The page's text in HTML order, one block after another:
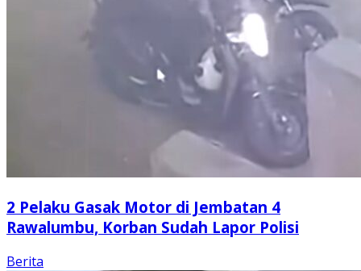
2 Pelaku Gasak Motor di Jembatan 4
Rawalumbu, Korban Sudah Lapor Polisi
Berita